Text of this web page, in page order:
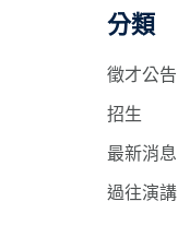
分類
徵才公告
招生
最新消息
過往演講